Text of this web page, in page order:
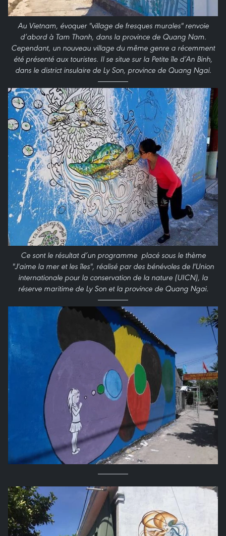
Au Vietnam, évoquer "village de fresques murales" renvoie
d’abord à Tam Thanh, dans la province de Quang Nam.
Cependant, un nouveau village du même genre a récemment
été présenté aux touristes. Il se situe sur la Petite île d’An Binh,
dans le district insulaire de Ly Son, province de Quang Ngai.
Ce sont le résultat d’un programme placé sous le thème
"J'aime la mer et les îles", réalisé par des bénévoles de l'Union
internationale pour la conservation de la nature (UICN), la
réserve maritime de Ly Son et la province de Quang Ngai.